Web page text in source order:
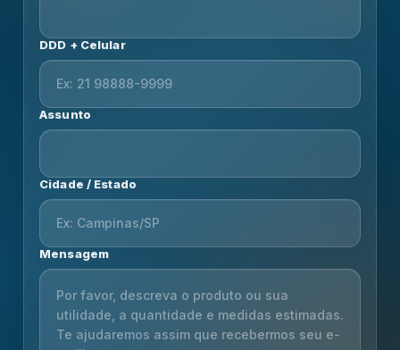
DDD + Celular
Assunto
Cidade / Estado
Mensagem